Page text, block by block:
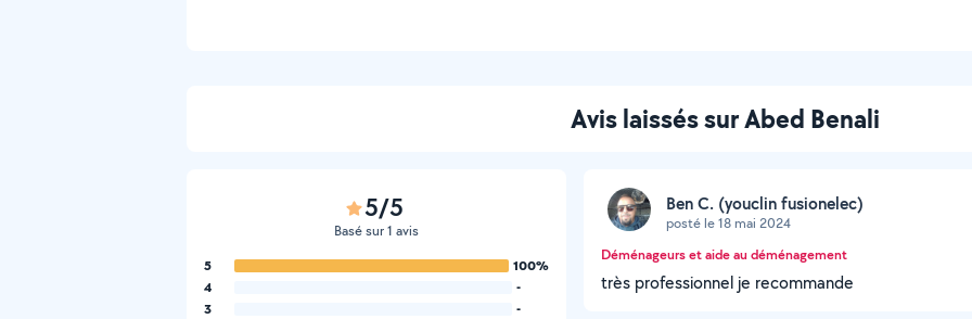
Avis laissés sur Abed Benali
5/5
Basé sur 1 avis
5
100%
4
-
3
-
Ben C. (youclin fusionelec)
posté le 18 mai 2024
Déménageurs et aide au déménagement
très professionnel je recommande